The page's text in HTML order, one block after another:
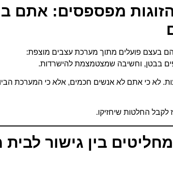
מפספסים: אתם
בעצם פועלים מתוך מערכת עצבים מוצפת:
בבטן, וחשיבה שמצטמצמת להישרדות.
לא כי אתם לא אנשים חכמים, אלא כי המערכת
לקבל החלטות שיחזיקו.
בין גישור